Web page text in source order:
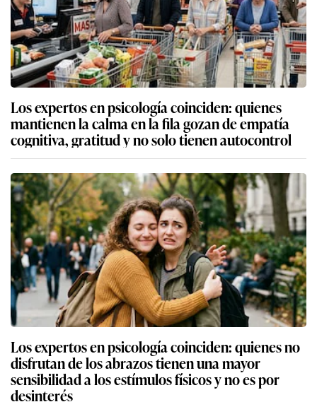
Los expertos en psicología coinciden: quienes
mantienen la calma en la fila gozan de empatía
cognitiva, gratitud y no solo tienen autocontrol
Los expertos en psicología coinciden: quienes no
disfrutan de los abrazos tienen una mayor
sensibilidad a los estímulos físicos y no es por
desinterés